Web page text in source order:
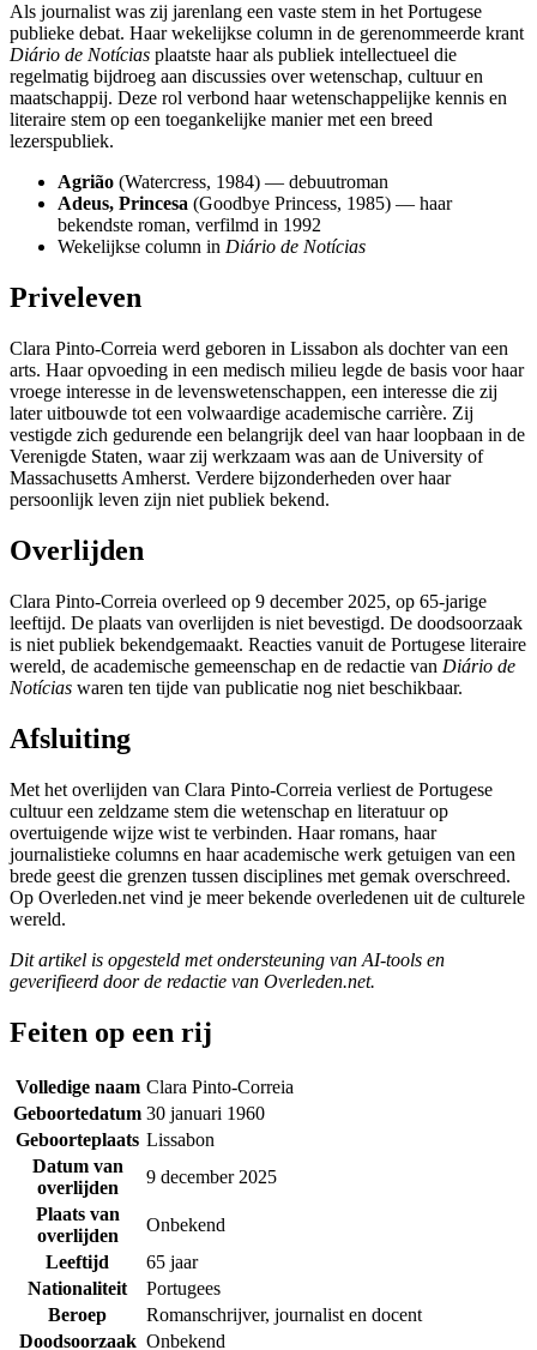
Als journalist was zij jarenlang een vaste stem in het Portugese
publieke debat. Haar wekelijkse column in de gerenommeerde krant
Diário de Notícias plaatste haar als publiek intellectueel die
regelmatig bijdroeg aan discussies over wetenschap, cultuur en
maatschappij. Deze rol verbond haar wetenschappelijke kennis en
literaire stem op een toegankelijke manier met een breed
lezerspubliek.
Agrião (Watercress, 1984) — debuutroman
Adeus, Princesa (Goodbye Princess, 1985) — haar
bekendste roman, verfilmd in 1992
Wekelijkse column in Diário de Notícias
Priveleven
Clara Pinto-Correia werd geboren in Lissabon als dochter van een
arts. Haar opvoeding in een medisch milieu legde de basis voor haar
vroege interesse in de levenswetenschappen, een interesse die zij
later uitbouwde tot een volwaardige academische carrière. Zij
vestigde zich gedurende een belangrijk deel van haar loopbaan in de
Verenigde Staten, waar zij werkzaam was aan de University of
Massachusetts Amherst. Verdere bijzonderheden over haar
persoonlijk leven zijn niet publiek bekend.
Overlijden
Clara Pinto-Correia overleed op 9 december 2025, op 65-jarige
leeftijd. De plaats van overlijden is niet bevestigd. De doodsoorzaak
is niet publiek bekendgemaakt. Reacties vanuit de Portugese literaire
wereld, de academische gemeenschap en de redactie van Diário de
Notícias waren ten tijde van publicatie nog niet beschikbaar.
Afsluiting
Met het overlijden van Clara Pinto-Correia verliest de Portugese
cultuur een zeldzame stem die wetenschap en literatuur op
overtuigende wijze wist te verbinden. Haar romans, haar
journalistieke columns en haar academische werk getuigen van een
brede geest die grenzen tussen disciplines met gemak overschreed.
Op Overleden.net vind je meer bekende overledenen uit de culturele
wereld.
Dit artikel is opgesteld met ondersteuning van AI-tools en
geverifieerd door de redactie van Overleden.net.
Feiten op een rij
Volledige naam Clara Pinto-Correia
Geboortedatum 30 januari 1960
Geboorteplaats Lissabon
Datum van
overlijden
9 december 2025
Plaats van
overlijden
Onbekend
Leeftijd
65 jaar
Nationaliteit
Portugees
Beroep
Romanschrijver, journalist en docent
Doodsoorzaak Onbekend